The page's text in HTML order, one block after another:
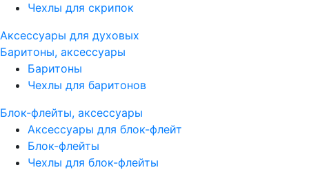
Чехлы для скрипок
Аксессуары для духовых
Баритоны, аксессуары
Баритоны
Чехлы для баритонов
Блок-флейты, аксессуары
Аксессуары для блок-флейт
Блок-флейты
Чехлы для блок-флейты